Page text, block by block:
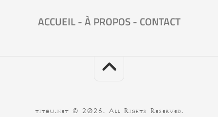
ACCUEIL-À PROPOS- CONTACT
titou.net © 2026. All Rights Reserved.